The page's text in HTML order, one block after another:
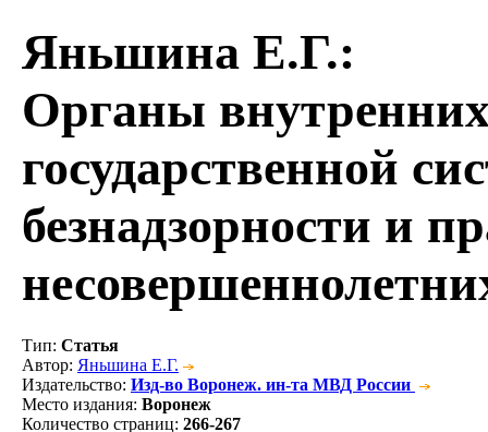
Яньшина Е.Г.:
Органы
государственной
безнадзорности и
Тип: Статья
Автор: Яньшина Е.Г.
Издательство: Изд-во Воронеж. ин-та МВД России
Место издания: Воронеж
Количество страниц: 266-267